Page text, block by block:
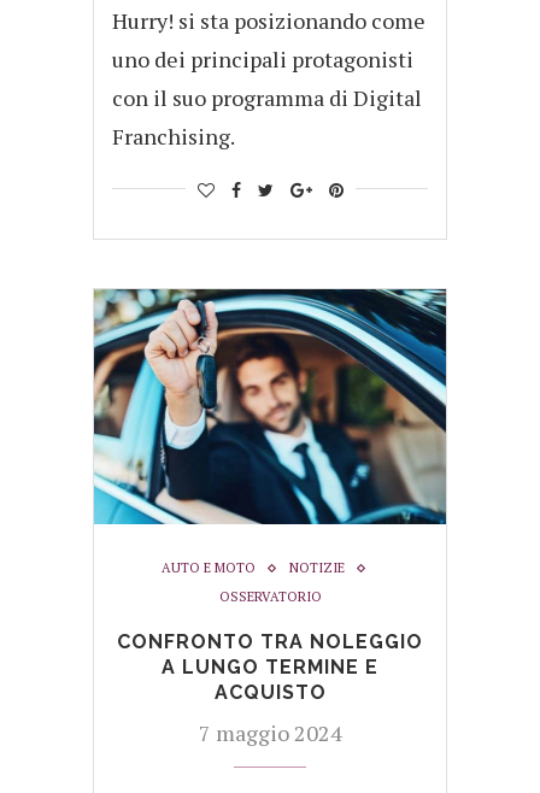
Hurry! si sta posizionando come
uno dei principali protagonisti
con il suo programma di Digital
Franchising.
AUTO E MOTO
NOTIZIE
OSSERVATORIO
CONFRONTO TRA NOLEGGIO
A LUNGO TERMINE E
ACQUISTO
7 maggio 2024